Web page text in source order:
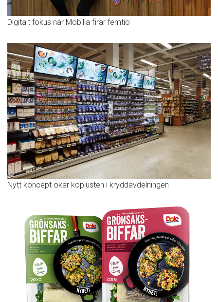
Digitalt fokus när Mobilia firar femtio
Nytt koncept ökar köplusten i kryddavdelningen